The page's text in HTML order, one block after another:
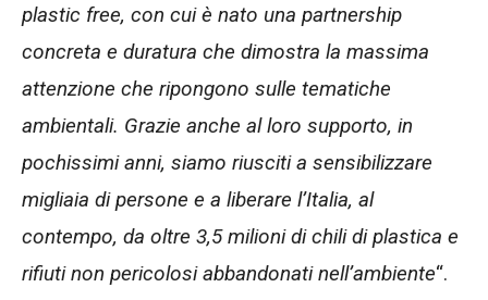
plastic free, con cui è nato una partnership
concreta e duratura che dimostra la massima
attenzione che ripongono sulle tematiche
ambientali. Grazie anche al loro supporto, in
pochissimi anni, siamo riusciti a sensibilizzare
migliaia di persone e a liberare l’Italia, al
contempo, da oltre 3,5 milioni di chili di plastica e
rifiuti non pericolosi abbandonati nell’ambiente“.